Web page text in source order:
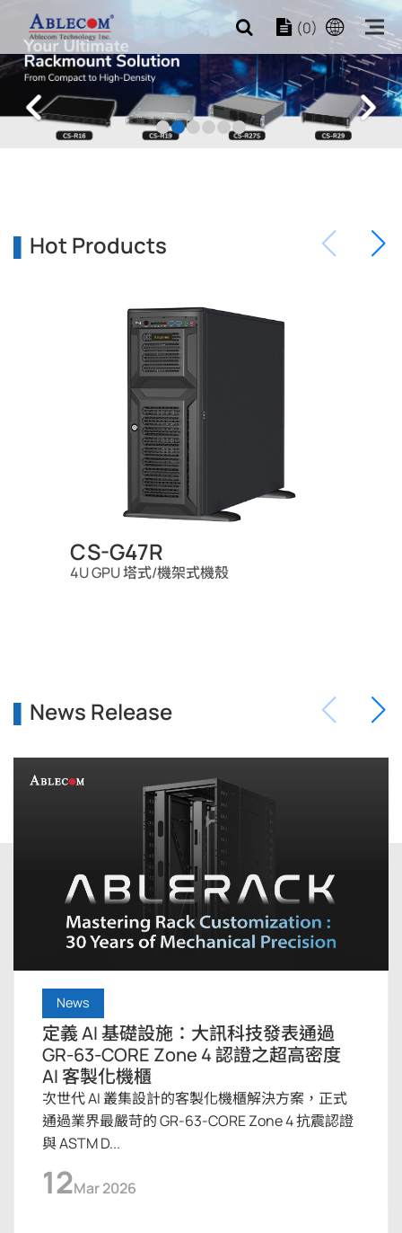
(0)
Hot Products
CS-G47R
4U GPU 塔式/機架式機殼
News Release
News
定義 AI 基礎設施：大訊科技發表通過
GR-63-CORE Zone 4 認證之超高密度
AI 客製化機櫃
次世代 AI 叢集設計的客製化機櫃解決方案，正式
通過業界最嚴苛的 GR-63-CORE Zone 4 抗震認證
與 ASTM D...
12Mar 2026